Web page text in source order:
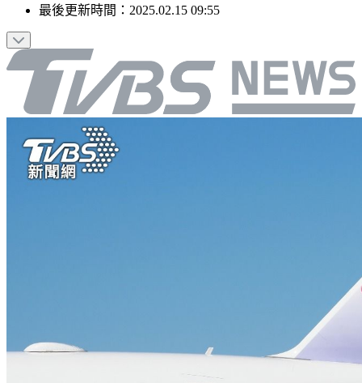
發佈時間：2025.02.15 09:55